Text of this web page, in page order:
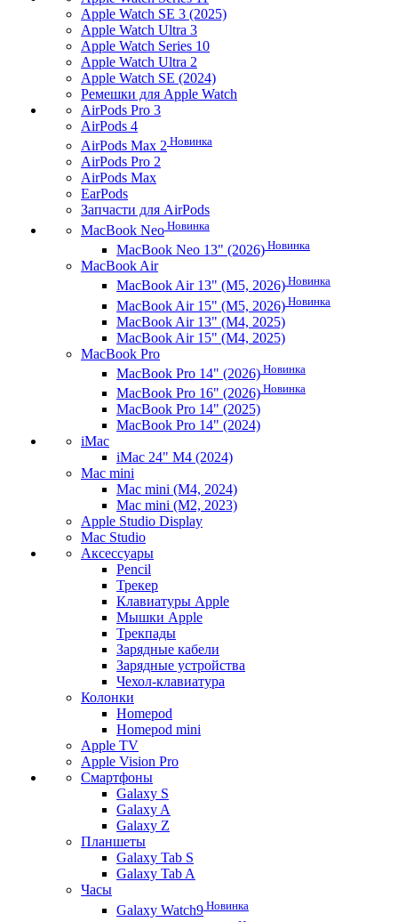
Apple Watch SE 3 (2025)
Apple Watch Ultra 3
Apple Watch Series 10
Apple Watch Ultra 2
Apple Watch SE (2024)
Ремешки для Apple Watch
AirPods Pro 3
AirPods 4
AirPods Max 2 Новинка
AirPods Pro 2
AirPods Max
EarPods
Запчасти для AirPods
MacBook Neo Новинка
MacBook Neo 13" (2026) Новинка
MacBook Air
MacBook Air 13" (M5, 2026) Новинка
MacBook Air 15" (M5, 2026) Новинка
MacBook Air 13" (M4, 2025)
MacBook Air 15" (M4, 2025)
MacBook Pro
MacBook Pro 14" (2026) Новинка
MacBook Pro 16" (2026) Новинка
MacBook Pro 14" (2025)
MacBook Pro 14" (2024)
iMac
iMac 24" M4 (2024)
Mac mini
Mac mini (M4, 2024)
Mac mini (M2, 2023)
Apple Studio Display
Mac Studio
Аксессуары
Pencil
Трекер
Клавиатуры Apple
Мышки Apple
Трекпады
Зарядные кабели
Зарядные устройства
Чехол-клавиатура
Колонки
Homepod
Homepod mini
Apple TV
Apple Vision Pro
Смартфоны
Galaxy S
Galaxy A
Galaxy Z
Планшеты
Galaxy Tab S
Galaxy Tab A
Часы
Galaxy Watch9 Новинка